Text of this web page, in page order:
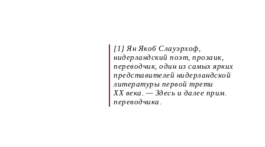
[1] Ян Якоб Слауэрхоф,
нидерландский поэт, прозаик,
переводчик, один из самых ярких
представителей нидерландской
литературы первой трети
ХХ века. — Здесь и далее прим.
переводчика.